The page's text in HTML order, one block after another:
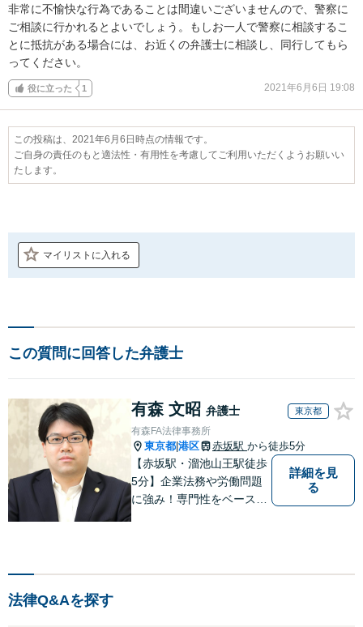
非常に不愉快な行為であることは間違いございませんので、警察に
ご相談に行かれるとよいでしょう。もしお一人で警察に相談するこ
とに抵抗がある場合には、お近くの弁護士に相談し、同行してもら
ってください。
役に立った 1 2021年6月6日 19:08
この投稿は、2021年6月6日時点の情報です。
ご自身の責任のもと適法性・有用性を考慮してご利用いただくようお願いい
たします。
マイリストに入れる
この質問に回答した弁護士
有森 文昭 弁護士 東京都
有森FA法律事務所
東京都 港区 赤坂駅 から徒歩5分
【赤坂駅・溜池山王駅徒歩
5分】企業法務や労働問題
に強み！専門性をベースに
詳細を見
る
法律Q&Aを探す